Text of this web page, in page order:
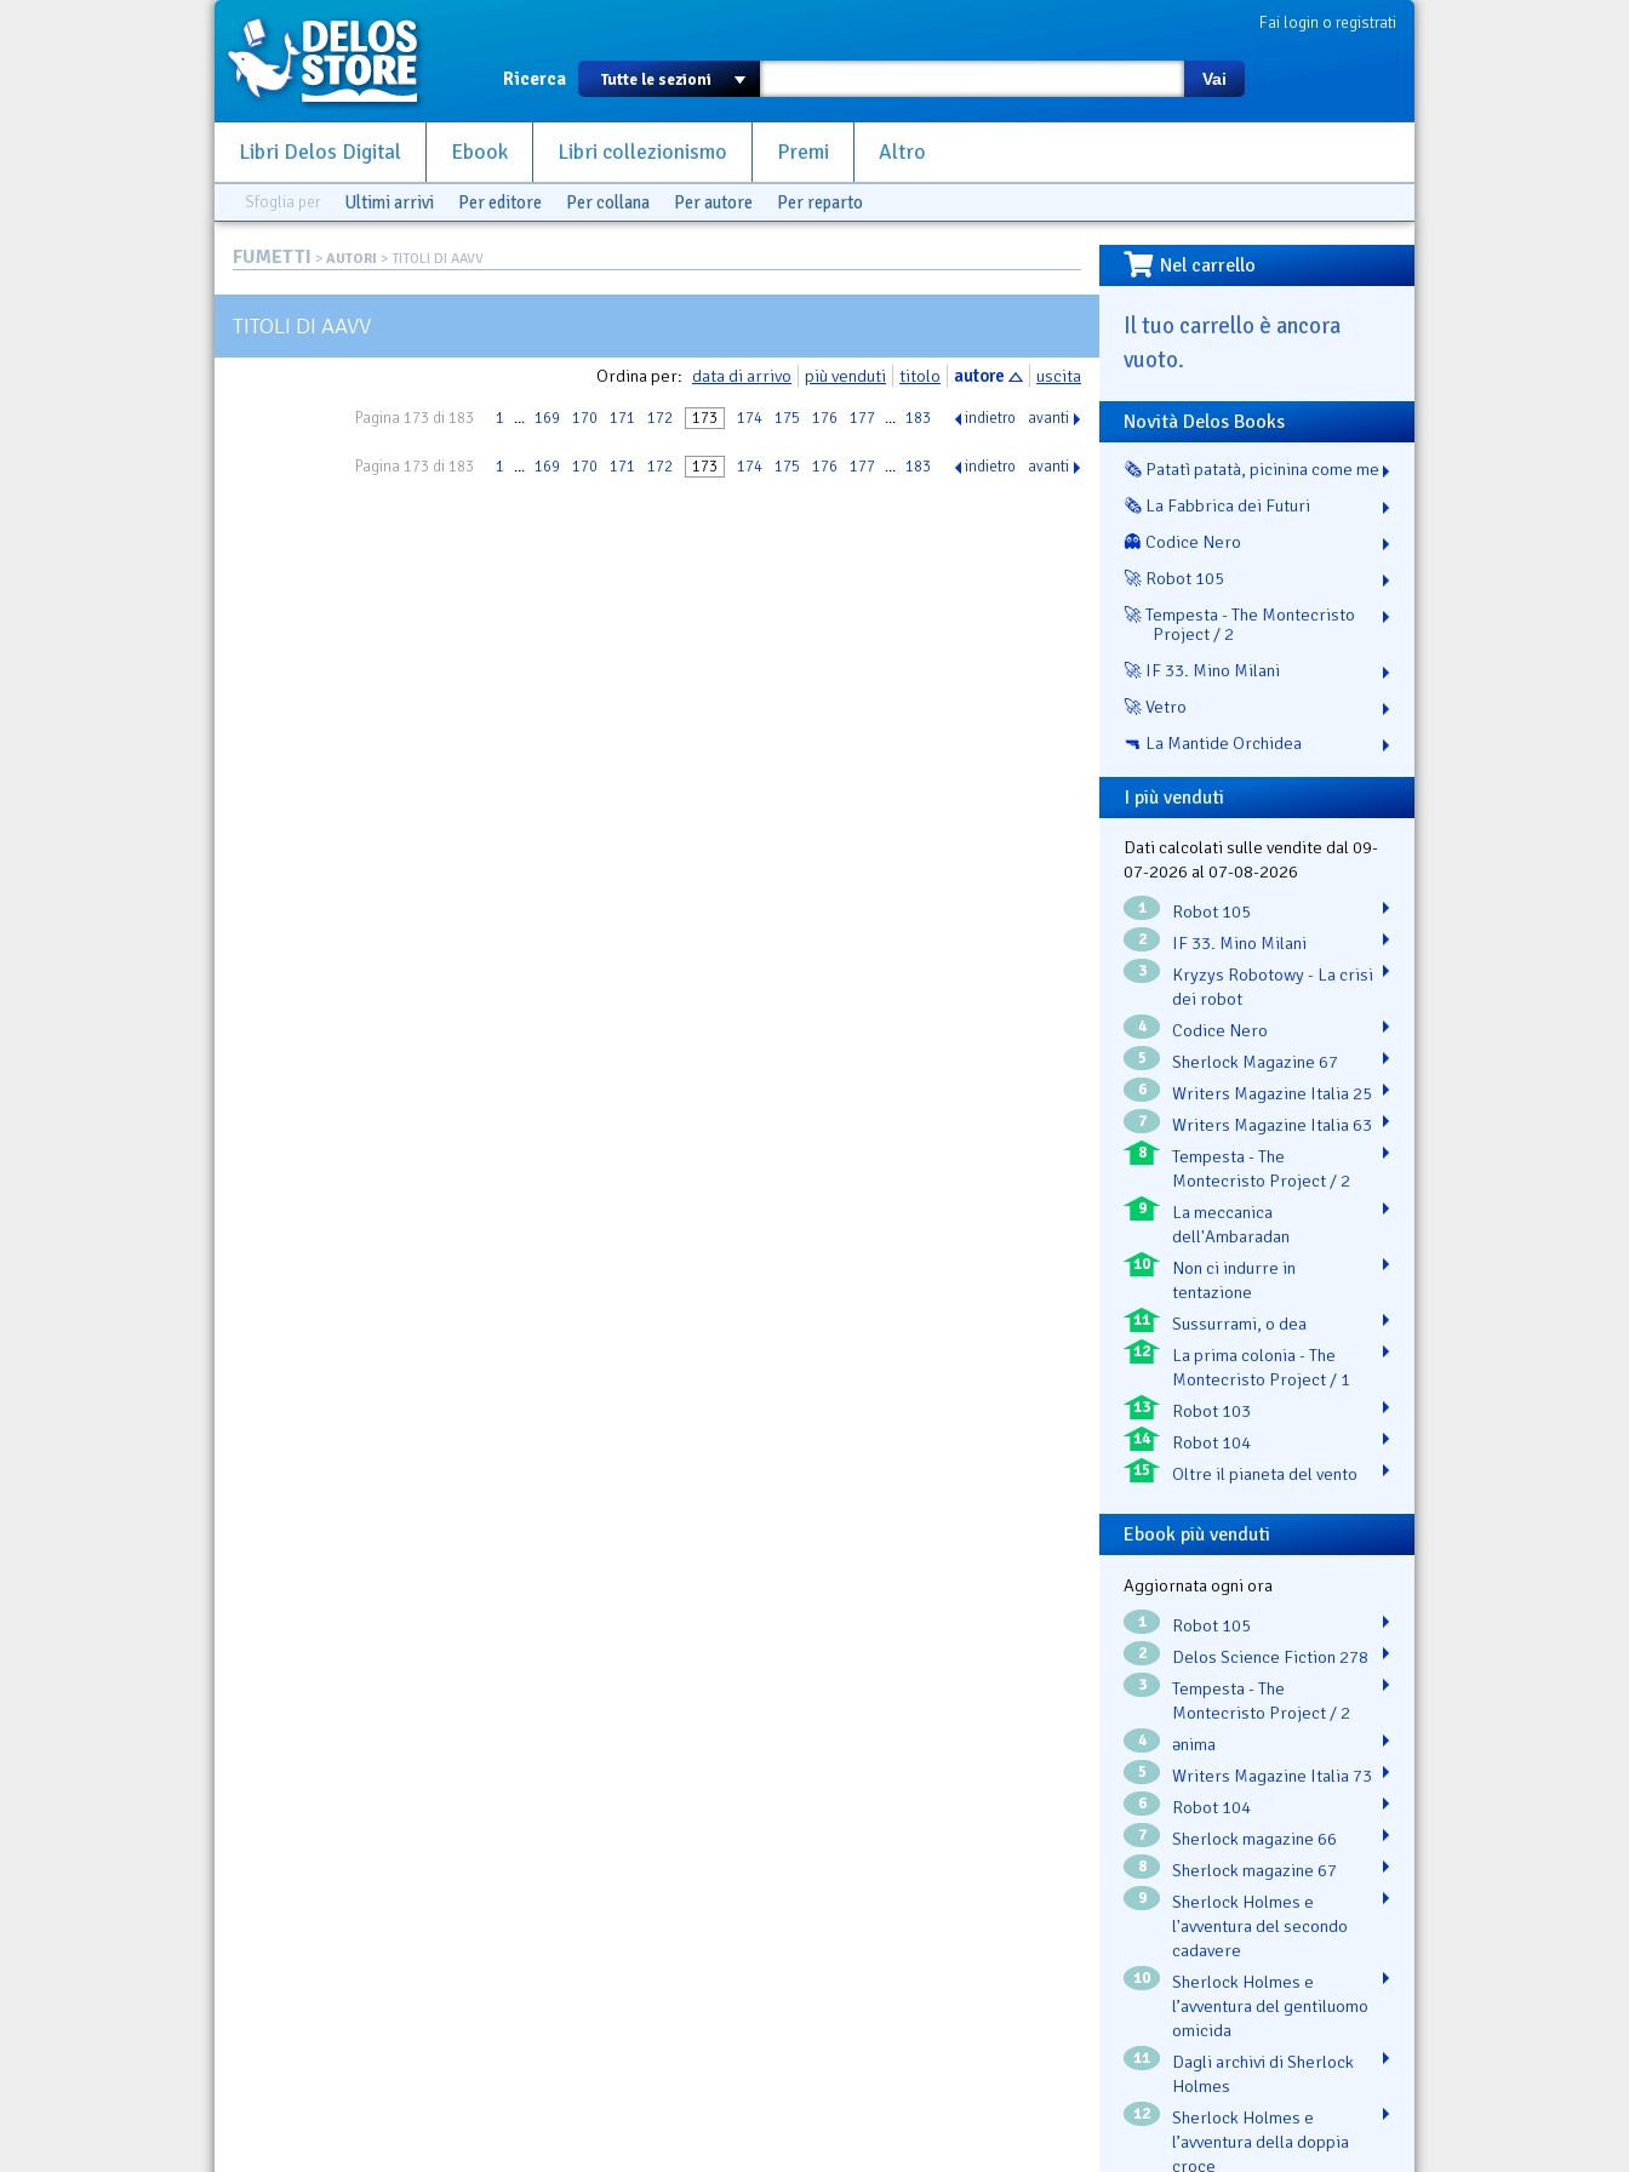
Fai login o registrati
Ricerca Vai
Libri Delos Digital Ebook Libri collezionismo Premi Altro
Sfoglia per Ultimi arrivi Per editore Per collana Per autore Per reparto
FUMETTI > AUTORI > TITOLI DI AAVV
TITOLI DI AAVV
Ordina per: data di arrivo più venduti titolo autore uscita
Pagina 173 di 183 1 ... 169 170 171 172 173 174 175 176 177 ... 183 indietro avanti
Pagina 173 di 183 1 ... 169 170 171 172 173 174 175 176 177 ... 183 indietro avanti
Nel carrello
Il tuo carrello è ancora
vuoto.
Novità Delos Books
🗞️ Patatì patatà, picinina come me
🗞️ La Fabbrica dei Futuri
👻 Codice Nero
🚀 Robot 105
🚀 Tempesta - The Montecristo
Project / 2
🚀 IF 33. Mino Milani
🚀 Vetro
🔫 La Mantide Orchidea
I più venduti
Dati calcolati sulle vendite dal 09-
07-2026 al 07-08-2026
1 Robot 105
2 IF 33. Mino Milani
3
Kryzys Robotowy - La crisi
dei robot
4 Codice Nero
5 Sherlock Magazine 67
6 Writers Magazine Italia 25
7 Writers Magazine Italia 63
8
Tempesta - The
Montecristo Project / 2
9
La meccanica
dell'Ambaradan
10
Non ci indurre in
tentazione
11 Sussurrami, o dea
12
La prima colonia - The
Montecristo Project / 1
13 Robot 103
14 Robot 104
15 Oltre il pianeta del vento
Ebook più venduti
Aggiornata ogni ora
1 Robot 105
2 Delos Science Fiction 278
3
Tempesta - The
Montecristo Project / 2
4 ənima
5 Writers Magazine Italia 73
6 Robot 104
7 Sherlock magazine 66
8 Sherlock magazine 67
9
Sherlock Holmes e
l'avventura del secondo
cadavere
10
Sherlock Holmes e
l’avventura del gentiluomo
omicida
11
Dagli archivi di Sherlock
Holmes
12
Sherlock Holmes e
l’avventura della doppia
croce